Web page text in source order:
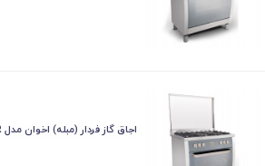
اجاق گاز فردار (مبله) اخوان مدل M15-EDTR